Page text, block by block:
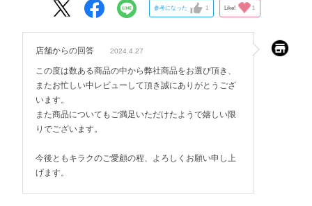
参考になった 1 Like! 1
店舗からの回答 2024.4.27
この度は数ある商品の中から弊社商品をお選び頂き、
またお忙しい中レビューして頂き誠にありがとうござ
います。
また商品についてもご満足いただけたようで嬉しい限
りでございます。
今後ともキラクのご愛顧の程、よろしくお願い申し上
げます。